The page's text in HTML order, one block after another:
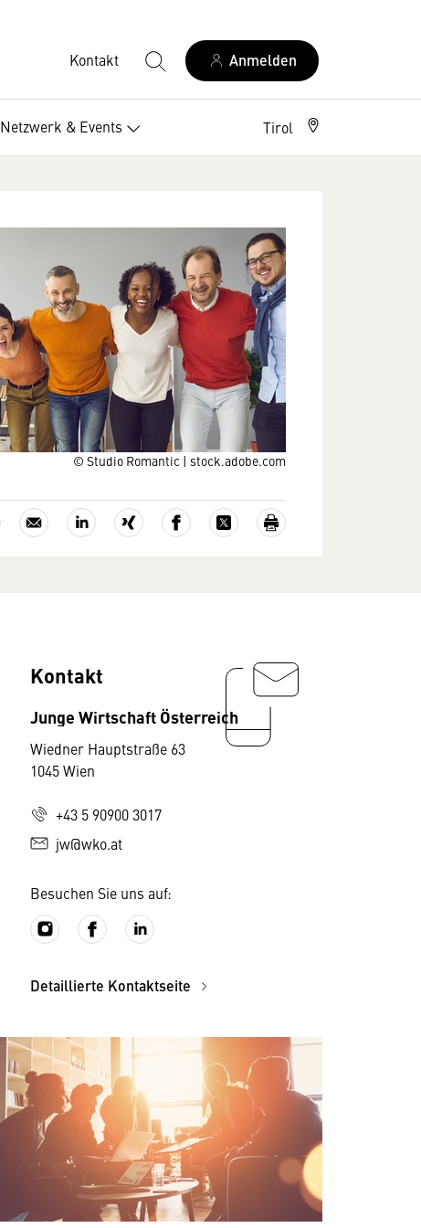
Kontakt Anmelden
Netzwerk & Events Tirol
© Studio Romantic | stock.adobe.com
Kontakt
Junge Wirtschaft Österreich
Wiedner Hauptstraße 63
1045 Wien
+43 5 90900 3017
jw@wko.at
Besuchen Sie uns auf:
Detaillierte Kontaktseite